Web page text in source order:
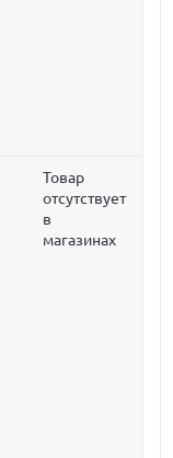
Товар
отсутствует
в
магазинах